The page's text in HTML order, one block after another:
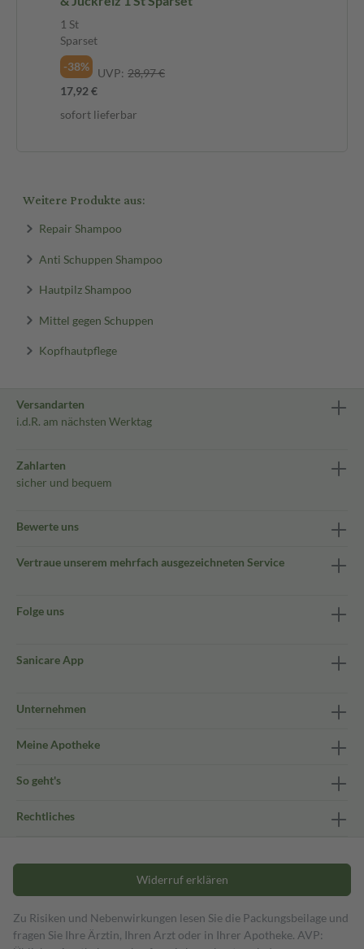
1 St
Sparset
-38%
UVP: 28,97 €
17,92 €
sofort lieferbar
Weitere Produkte aus:
Repair Shampoo
Anti Schuppen Shampoo
Hautpilz Shampoo
Mittel gegen Schuppen
Kopfhautpflege
Versandarten
i.d.R. am nächsten Werktag
Zahlarten
sicher und bequem
Bewerte uns
Vertraue unserem mehrfach ausgezeichneten Service
Folge uns
Sanicare App
Unternehmen
Meine Apotheke
So geht's
Rechtliches
Widerruf erklären
Zu Risiken und Nebenwirkungen lesen Sie die Packungsbeilage und
fragen Sie Ihre Ärztin, Ihren Arzt oder in Ihrer Apotheke. AVP: